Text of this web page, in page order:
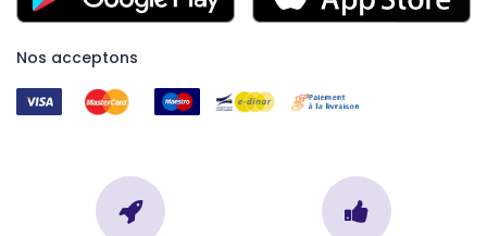
Nos acceptons